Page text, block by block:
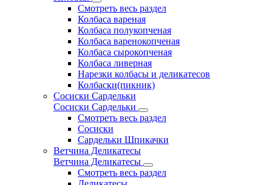
Смотреть весь раздел
Колбаса вареная
Колбаса полукопченая
Колбаса варенокопченая
Колбаса сырокопченая
Колбаса ливерная
Нарезки колбасы и деликатесов
Колбаски(пикник)
Сосиски Сардельки
Сосиски Сардельки
Смотреть весь раздел
Сосиски
Сардельки Шпикачки
Ветчина Деликатесы
Ветчина Деликатесы
Смотреть весь раздел